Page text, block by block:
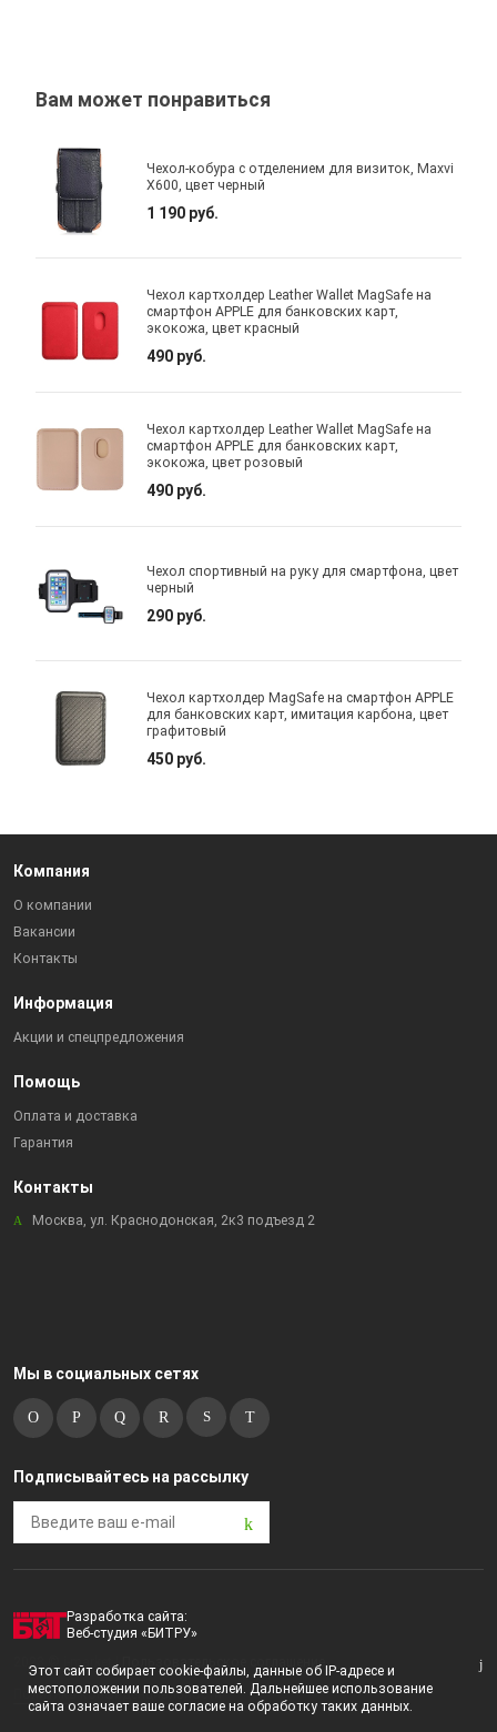
Вам может понравиться
Чехол-кобура с отделением для визиток, Maxvi
X600, цвет черный
1 190 руб.
Чехол картхолдер Leather Wallet MagSafe на
смартфон APPLE для банковских карт,
экокожа, цвет красный
490 руб.
Чехол картхолдер Leather Wallet MagSafe на
смартфон APPLE для банковских карт,
экокожа, цвет розовый
490 руб.
Чехол спортивный на руку для смартфона, цвет
черный
290 руб.
Чехол картхолдер MagSafe на смартфон APPLE
для банковских карт, имитация карбона, цвет
графитовый
450 руб.
Компания
О компании
Вакансии
Контакты
Информация
Акции и спецпредложения
Помощь
Оплата и доставка
Гарантия
Контакты
Москва, ул. Краснодонская, 2к3 подъезд 2
Мы в социальных сетях
Подписывайтесь на рассылку
Разработка сайта:
Веб-студия «БИТРУ»
2023 © i-market |
Пользовательское соглашение
Политика конфиденциальности
Этот сайт собирает cookie-файлы, данные об IP-адресе и
местоположении пользователей. Дальнейшее использование
сайта означает ваше согласие на обработку таких данных.